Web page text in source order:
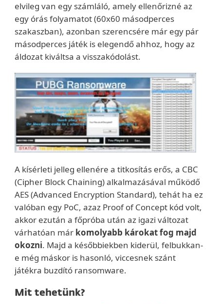
elvileg van egy számláló, amely ellenőrizné az
egy órás folyamatot (60x60 másodperces
szakaszban), azonban szerencsére már egy pár
másodperces játék is elegendő ahhoz, hogy az
áldozat kiváltsa a visszakódolást.
A kísérleti jelleg ellenére a titkosítás erős, a CBC
(Cipher Block Chaining) alkalmazásával működő
AES (Advanced Encryption Standard), tehát ha ez
valóban egy PoC, azaz Proof of Concept kód volt,
akkor ezután a főpróba után az igazi változat
várhatóan már komolyabb károkat fog majd
okozni. Majd a későbbiekben kiderül, felbukkan-
e még máskor is hasonló, viccesnek szánt
játékra buzdító ransomware.
Mit tehetünk?